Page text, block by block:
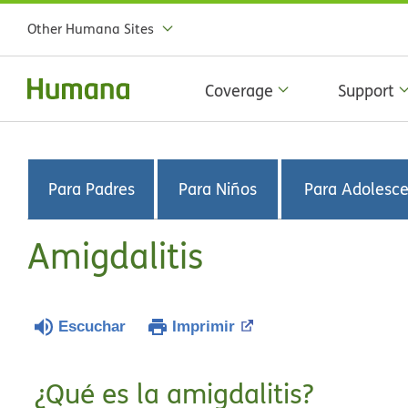
Other Humana Sites
Coverage Support
Para Padres Para Niños Para
Amigdalitis
Escuchar Imprimir
¿Qué es la amigdalitis?